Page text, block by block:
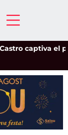
captiva el